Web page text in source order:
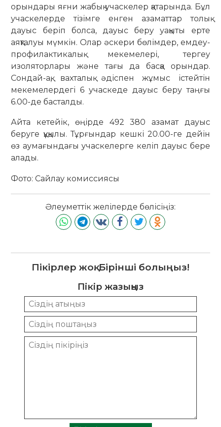
орындары яғни жабық учаскелер қатарында. Бұл
учаскелерде тізімге енген азаматтар толық
дауыс беріп болса, дауыс беру уақыты ерте
аяқталуы мүмкін. Олар әскери бөлімдер, емдеу-
профилактикалық мекемелері, тергеу
изоляторлары және тағы да басқа орындар.
Сондай-ақ, вахталық әдіспен жұмыс істейтін
мекемелердегі 6 учаскеде дауыс беру таңғы
6.00-де басталды.
Айта кетейік, өңірде 492 380 азамат дауыс
беруге құқылы. Тұрғындар кешкі 20.00-ге дейін
өз аумағындағы учаскелерге келіп дауыс бере
алады.
Фото: Сайлау комиссиясы
Әлеуметтік желілерде бөлісіңіз:
Пікірлер жоқ. Бірінші болыңыз!
Пікір жазыңыз